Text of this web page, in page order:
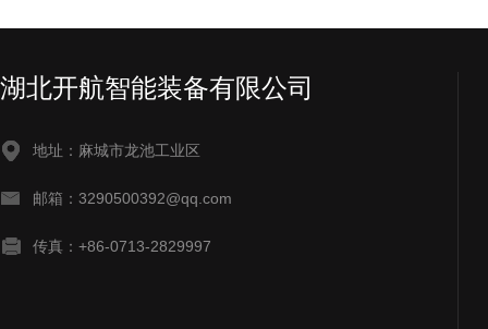
湖北开航智能装备有限公司
地址：麻城市龙池工业区
邮箱：3290500392@qq.com
传真：+86-0713-2829997